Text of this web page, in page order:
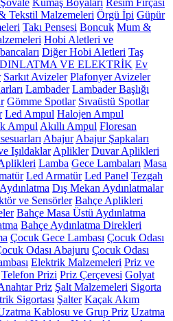
Şövale Kumaş Boyaları Resim Fırçası
Tekstil Malzemeleri Örgü İpi Güpür
Takı Pensesi Boncuk Mum &
Hobi Aletleri ve
Diğer Hobi Aletleri Taş
VE ELEKTRİK Ev
Sarkıt Avizeler Plafonyer Avizeler
Lambader Lambader Başlığı
Gömme Spotlar Sıvaüstü Spotlar
Led Ampul Halojen Ampul
Ampul Akıllı Ampul Floresan
Abajur Abajur Şapkaları
Işıldaklar Aplikler Duvar Aplikleri
Lamba Gece Lambaları Masa
Led Armatür Led Panel Tezgah
Dış Mekan Aydınlatmalar
ve Sensörler Bahçe Aplikleri
Bahçe Masa Üstü Aydınlatma
Bahçe Aydınlatma Direkleri
Çocuk Gece Lambası Çocuk Odası
Odası Abajuru Çocuk Odası
Elektrik Malzemeleri Priz ve
Telefon Prizi Priz Çerçevesi Golyat
Priz Şalt Malzemeleri Sigorta
Sigortası Şalter Kaçak Akım
Kablosu ve Grup Priz Uzatma